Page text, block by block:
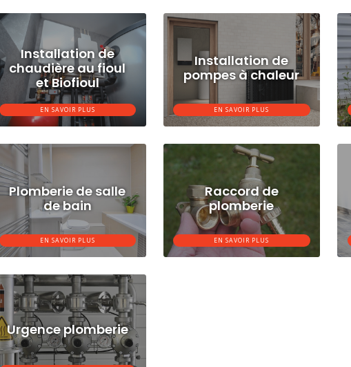
Installation de
chaudière au fioul
et Biofioul
EN SAVOIR PLUS
Installation de
pompes à chaleur
EN SAVOIR PLUS
Plomberie de salle
de bain
EN SAVOIR PLUS
Raccord de
plomberie
EN SAVOIR PLUS
Urgence plomberie